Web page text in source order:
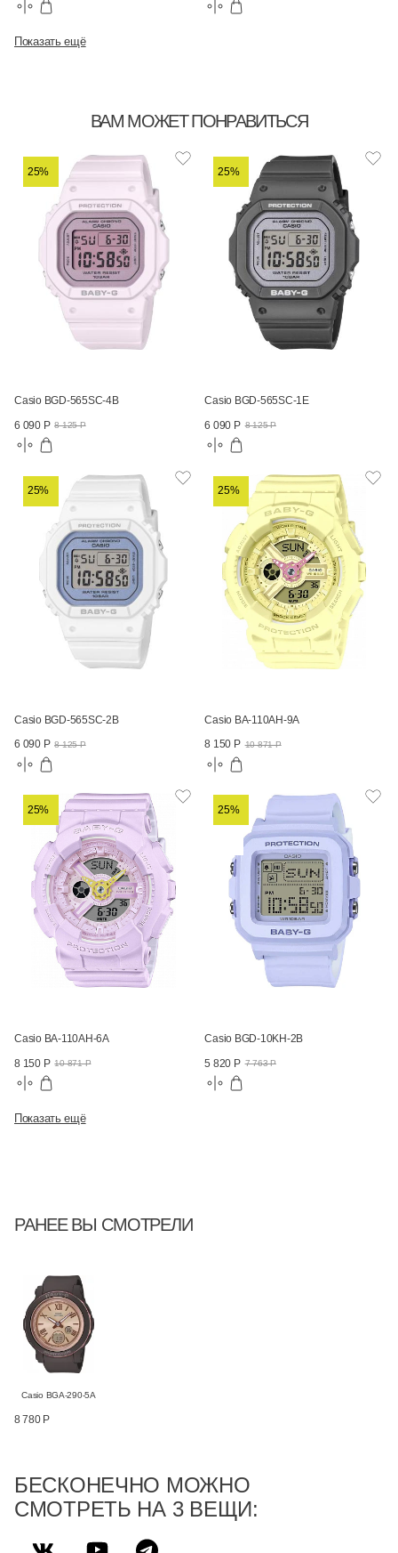
Показать ещё
ВАМ МОЖЕТ ПОНРАВИТЬСЯ
25%
Casio BGD-565SC-4B
6 090 Р 8 125 Р
25%
Casio BGD-565SC-1E
6 090 Р 8 125 Р
25%
Casio BGD-565SC-2B
6 090 Р 8 125 Р
25%
Casio BA-110AH-9A
8 150 Р 10 871 Р
25%
Casio BA-110AH-6A
8 150 Р 10 871 Р
25%
Casio BGD-10KH-2B
5 820 Р 7 763 Р
Показать ещё
РАНЕЕ ВЫ СМОТРЕЛИ
Casio BGA-290-5A
8 780 Р
БЕСКОНЕЧНО МОЖНО
СМОТРЕТЬ НА 3 ВЕЩИ: